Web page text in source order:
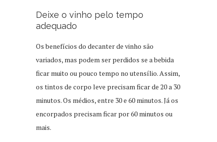
Deixe o vinho pelo tempo
adequado
Os benefícios do decanter de vinho são
variados, mas podem ser perdidos se a bebida
ficar muito ou pouco tempo no utensílio. Assim,
os tintos de corpo leve precisam ficar de 20 a 30
minutos. Os médios, entre 30 e 60 minutos. Já os
encorpados precisam ficar por 60 minutos ou
mais.